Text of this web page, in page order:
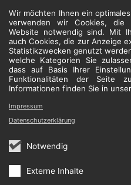
Wir möchten Ihnen ein
verwenden wir Cookies, die
Website notwendig sind. Mit
auch Cookies, die zur Anzeige
Statistikzwecken genutzt
welche Kategorien Sie
dass auf Basis Ihrer
Funktionalitäten der Seite
Informationen finden Sie in
Notwendig
Externe Inhalte
Impressum
Datenschutzerklärung